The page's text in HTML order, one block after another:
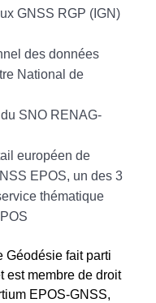
GNSS RGP (IGN)
des données
National de
SNO RENAG-
européen de
EPOS, un des 3
thématique
Géodésie fait parti
est membre de droit
EPOS-GNSS,